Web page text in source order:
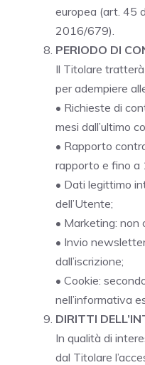
europea (art. 45
2016/679).
PERIODO DI
Il Titolare
per adempiere
• Richieste di
mesi dall’ultimo
• Rapporto
rapporto e fino a
• Dati legittimo
dell’Utente;
• Marketing: non
• Invio
dall’iscrizione;
• Cookie:
nell’informativa
DIRITTI
In qualità di
dal Titolare